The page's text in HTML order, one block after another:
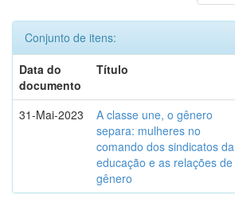
Conjunto de itens:
Data do
documento
Título
31-Mai-2023
A classe une, o gênero
separa: mulheres no
comando dos sindicatos da
educação e as relações de
gênero